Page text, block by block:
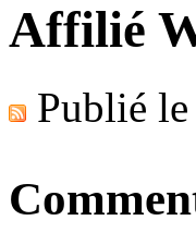
Affilié
Publié le